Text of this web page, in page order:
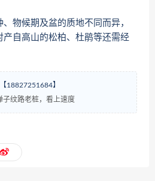
物候期及盆的质地不同而异，
产自高山的松柏、杜鹃等还需经
18827251684】
子纹路老桩，看上速度